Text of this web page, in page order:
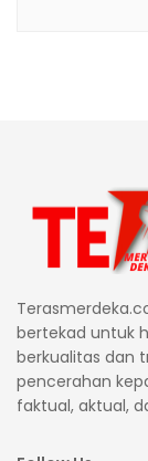
bertekad untuk
berkualitas dan
pencerahan
faktual, aktual,